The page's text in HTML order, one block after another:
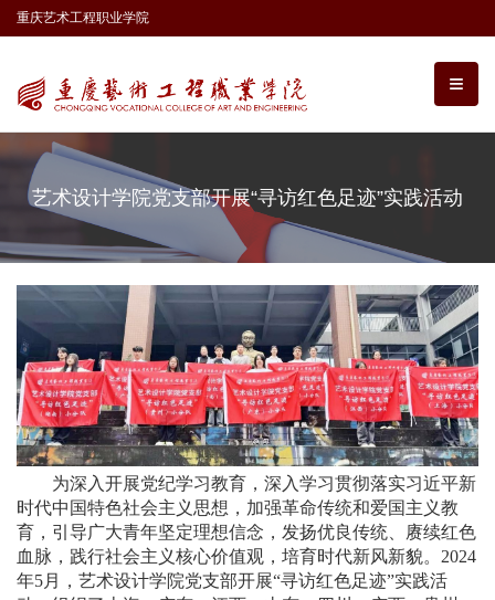
重庆艺术工程职业学院
艺术设计学院党支部开展“寻访红色足迹”实践活动
为深入开展党纪学习教育，深入学习贯彻落实习近平新
时代中国特色社会主义思想，加强革命传统和爱国主义教
育，引导广大青年坚定理想信念，发扬优良传统、赓续红色
血脉，践行社会主义核心价值观，培育时代新风新貌。2024
年5月，艺术设计学院党支部开展“寻访红色足迹”实践活